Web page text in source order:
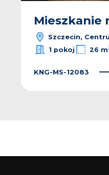
Mieszkanie
Szczecin,
1 pokoj 26 m
KNG-MS-12083